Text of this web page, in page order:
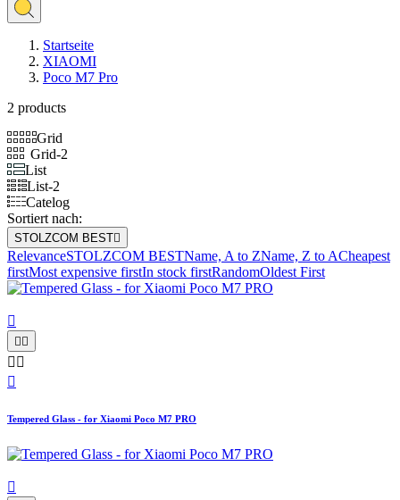
Startseite
XIAOMI
Poco M7 Pro
2 products
Grid
Grid-2
List
List-2
Catelog
Sortiert nach:
STOLZCOM BEST
RelevanceSTOLZCOM BESTName, A to ZName, Z to ACheapest
firstMost expensive firstIn stock firstRandomOldest First

 
 

Tempered Glass - for Xiaomi Poco M7 PRO
